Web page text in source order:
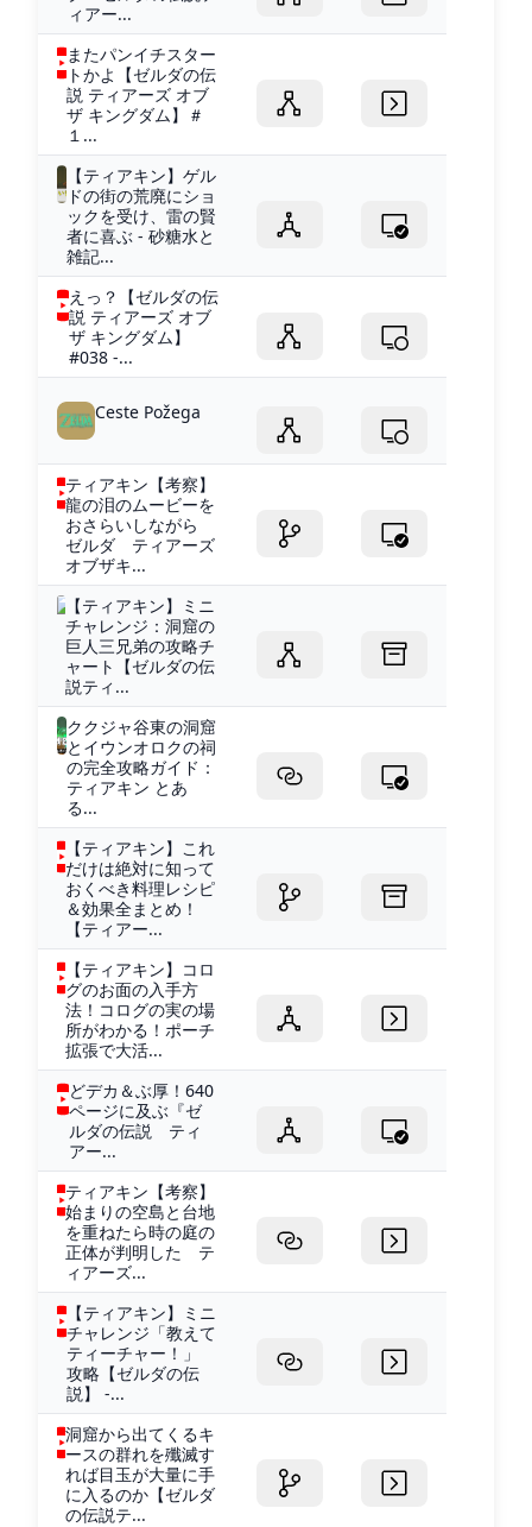
ィアー...
またパンイチスター
トかよ【ゼルダの伝
説 ティアーズ オブ
ザ キングダム】＃
１...
【ティアキン】ゲル
ドの街の荒廃にショ
ックを受け、雷の賢
者に喜ぶ - 砂糖水と
雑記...
えっ？【ゼルダの伝
説 ティアーズ オブ
ザ キングダム】
#038 -...
Ceste Požega
ティアキン【考察】
龍の泪のムービーを
おさらいしながら
ゼルダ ティアーズ
オブザキ...
【ティアキン】ミニ
チャレンジ：洞窟の
巨人三兄弟の攻略チ
ャート【ゼルダの伝
説ティ...
ククジャ谷東の洞窟
とイウンオロクの祠
の完全攻略ガイド：
ティアキン とあ
る...
【ティアキン】これ
だけは絶対に知って
おくべき料理レシピ
＆効果全まとめ！
【ティアー...
【ティアキン】コロ
グのお面の入手方
法！コログの実の場
所がわかる！ポーチ
拡張で大活...
どデカ＆ぶ厚！640
ページに及ぶ『ゼ
ルダの伝説 ティ
アー...
ティアキン【考察】
始まりの空島と台地
を重ねたら時の庭の
正体が判明した テ
ィアーズ...
【ティアキン】ミニ
チャレンジ「教えて
ティーチャー！」
攻略【ゼルダの伝
説】 -...
洞窟から出てくるキ
ースの群れを殲滅す
れば目玉が大量に手
に入るのか【ゼルダ
の伝説テ...